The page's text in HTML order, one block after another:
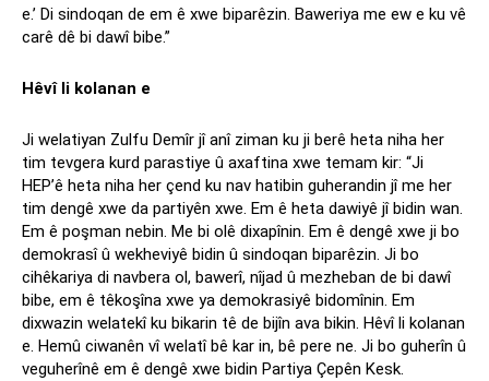
e.’ Di sindoqan de em ê xwe biparêzin. Baweriya me ew e ku vê
carê dê bi dawî bibe.”
Hêvî li kolanan e
Ji welatiyan Zulfu Demîr jî anî ziman ku ji berê heta niha her
tim tevgera kurd parastiye û axaftina xwe temam kir: “Ji
HEP’ê heta niha her çend ku nav hatibin guherandin jî me her
tim dengê xwe da partiyên xwe. Em ê heta dawiyê jî bidin wan.
Em ê poşman nebin. Me bi olê dixapînin. Em ê dengê xwe ji bo
demokrasî û wekheviyê bidin û sindoqan biparêzin. Ji bo
cihêkariya di navbera ol, bawerî, nîjad û mezheban de bi dawî
bibe, em ê têkoşîna xwe ya demokrasiyê bidomînin. Em
dixwazin welatekî ku bikarin tê de bijîn ava bikin. Hêvî li kolanan
e. Hemû ciwanên vî welatî bê kar in, bê pere ne. Ji bo guherîn û
veguherînê em ê dengê xwe bidin Partiya Çepên Kesk.